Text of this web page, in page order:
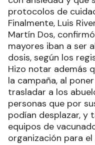
protocolos de
Finalmente, Luis
Martín Dos,
mayores iban a ser
dosis, según los
Hizo notar además
la campaña, al
trasladar a los
personas que por
podían desplazar, y
equipos de
organización para